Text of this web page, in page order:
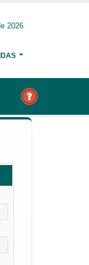
2026